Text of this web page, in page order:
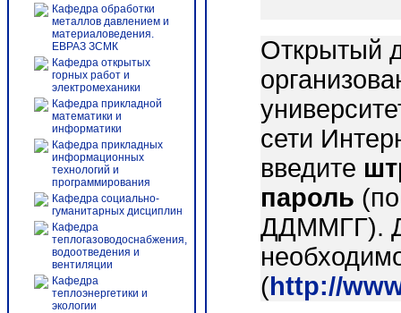
Кафедра обработки
металлов давлением и
материаловедения.
ЕВРАЗ ЗСМК
Кафедра открытых
горных работ и
электромеханики
Кафедра прикладной
математики и
информатики
Кафедра прикладных
информационных
технологий и
программирования
Кафедра социально-
гуманитарных дисциплин
Кафедра
теплогазоводоснабжения,
водоотведения и
вентиляции
Кафедра
теплоэнергетики и
экологии
Открытый
сети
введите
пароль
ДДММГГ).
(http://